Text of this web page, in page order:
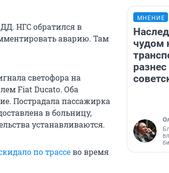
НГС обратился в
аварию. Там
светофора на
Fiat Ducato. Оба
Пострадала пассажирка
в больницу,
устанавливаются.
по трассево время
МНЕНИЕ
чудом